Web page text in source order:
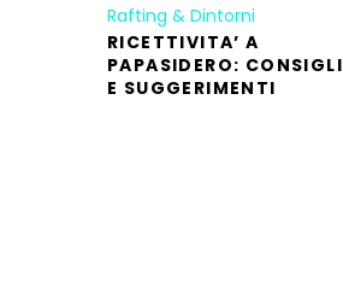
Rafting & Dintorni
RICETTIVITA’ A
PAPASIDERO: CONSIGLI
E SUGGERIMENTI